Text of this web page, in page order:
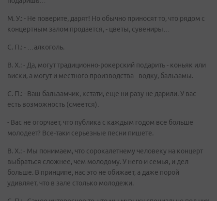
М. У.: - Не поверите, дарят! Но обычно приносят то, что рядом с
концертным залом продается, - цветы, сувениры…
С. П.: - …алкоголь.
В. Х.: - Да, могут традиционно-рокерский подарить - коньяк или
виски, а могут и местного производства - водку, бальзамы.
С. П.: - Ваш бальзамчик, кстати, еще ни разу не дарили. У вас
есть возможность (смеется).
- Вас не огорчает, что публика с каждым годом все больше
молодеет? Все-таки серьезные песни пишете.
В. Х.: - Мы понимаем, что сорокалетнему человеку на концерт
выбраться сложнее, чем молодому. У него и семья, и дел
больше. В принципе, нас это не обижает, а даже порой
удивляет, что в зале столько молодежи.